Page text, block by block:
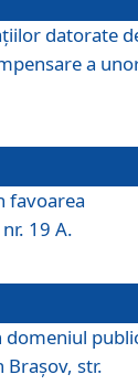
datorate
a
favoarea
19 A.
str.